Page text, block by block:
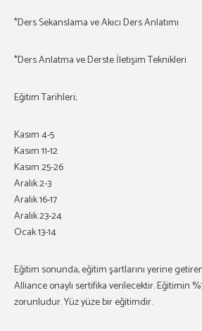
*Ders Sekanslama ve Akıcı Ders Anlatımı
*Ders Anlatma ve Derste İletişim Teknikleri
Eğitim Tarihleri;
Kasım 4-5
Kasım 11-12
Kasım 25-26
Aralık 2-3
Aralık 16-17
Aralık 23-24
Ocak 13-14
Eğitim sonunda, eğitim şartlarını yerine
Alliance onaylı sertifika verilecektir. Eğitimin
zorunludur. Yüz yüze bir eğitimdir.